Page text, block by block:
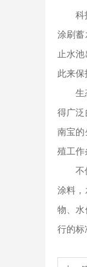
科
涂刷蓄
止水
此来保
生
得广泛
南宝
殖工作
不
涂料
物、水
行的标